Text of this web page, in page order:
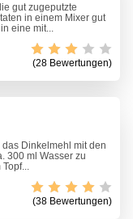
gut zugeputzte
in einem Mixer gut
eine mit...
(28 Bewertungen)
Dinkelmehl mit den
300 ml Wasser zu
(38 Bewertungen)